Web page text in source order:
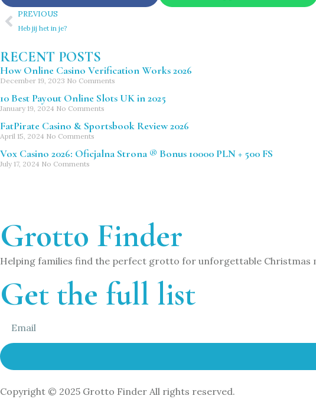
PREVIOUS
Heb jij het in je?
RECENT POSTS
How Online Casino Verification Works 2026
December 19, 2023 No Comments
10 Best Payout Online Slots UK in 2025
January 19, 2024 No Comments
FatPirate Casino & Sportsbook Review 2026
April 15, 2024 No Comments
Vox Casino 2026: Oficjalna Strona ®️ Bonus 10000 PLN + 500 FS
July 17, 2024 No Comments
Grotto Finder
Helping families find the perfect grotto for unforgettable Christmas
Get the full list
Copyright © 2025 Grotto Finder All rights reserved.